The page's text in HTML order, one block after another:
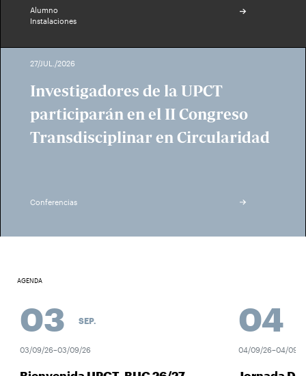
Alumno
Instalaciones
27/JUL./2026
Investigadores de la UPCT
participarán en el II Congreso
Transdisciplinar en Circularidad
Conferencias
AGENDA
03 SEP.
03/09/26–03/09/26
04
04/09/26–04/09/26